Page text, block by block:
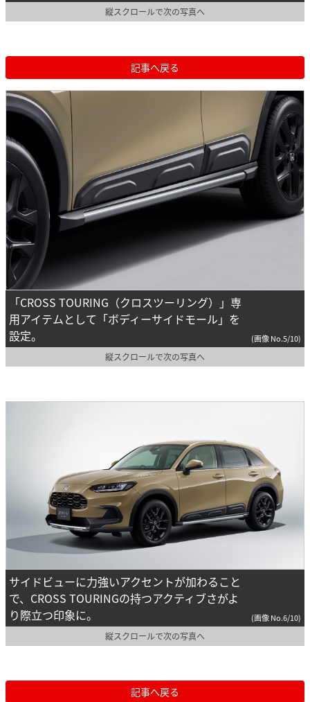
縦スクロールで次の写真へ
記事へ戻る
「CROSS TOURING（クロスツーリング）」専
用アイテムとして「ボディーサイドモール」を
設定。
(画像 No.5/10)
縦スクロールで次の写真へ
サイドビューに力強いアクセントが加わること
で、CROSS TOURINGの持つアクティブさがよ
り際立つ印象に。
(画像 No.6/10)
縦スクロールで次の写真へ
記事へ戻る